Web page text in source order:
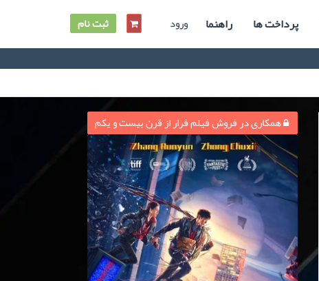
پرداخت ها راهنما ورود ثبت نام
همکاری در فروش فیلم فرار از قرن بیست و یکم